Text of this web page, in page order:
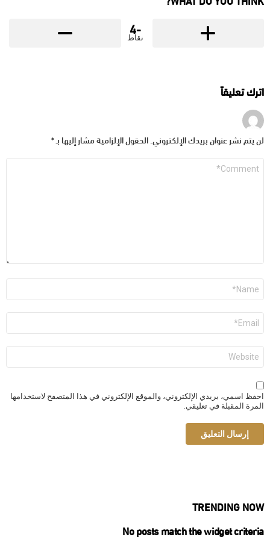
-4
نقاط
اترك تعليقاً
لن يتم نشر عنوان بريدك الإلكتروني. الحقول الإلزامية مشار إليها بـ *
البريد
الإلكتروني
*
الموقع
الإلكتروني
احفظ اسمي، بريدي الإلكتروني، والموقع الإلكتروني في هذا المتصفح لاستخدامها
المرة المقبلة في تعليقي.
TRENDING NOW
No posts match the widget criteria